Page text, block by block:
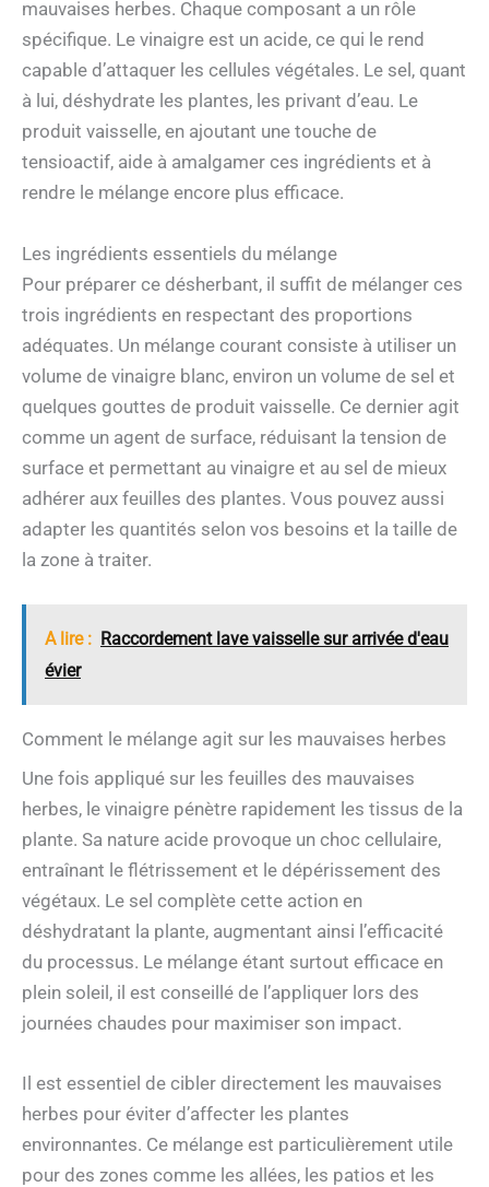
mauvaises herbes. Chaque composant a un rôle
spécifique. Le vinaigre est un acide, ce qui le rend
capable d’attaquer les cellules végétales. Le sel, quant
à lui, déshydrate les plantes, les privant d’eau. Le
produit vaisselle, en ajoutant une touche de
tensioactif, aide à amalgamer ces ingrédients et à
rendre le mélange encore plus efficace.
Les ingrédients essentiels du mélange
Pour préparer ce désherbant, il suffit de mélanger ces
trois ingrédients en respectant des proportions
adéquates. Un mélange courant consiste à utiliser un
volume de vinaigre blanc, environ un volume de sel et
quelques gouttes de produit vaisselle. Ce dernier agit
comme un agent de surface, réduisant la tension de
surface et permettant au vinaigre et au sel de mieux
adhérer aux feuilles des plantes. Vous pouvez aussi
adapter les quantités selon vos besoins et la taille de
la zone à traiter.
A lire : Raccordement lave vaisselle sur arrivée d'eau
évier
Comment le mélange agit sur les mauvaises herbes
Une fois appliqué sur les feuilles des mauvaises
herbes, le vinaigre pénètre rapidement les tissus de la
plante. Sa nature acide provoque un choc cellulaire,
entraînant le flétrissement et le dépérissement des
végétaux. Le sel complète cette action en
déshydratant la plante, augmentant ainsi l’efficacité
du processus. Le mélange étant surtout efficace en
plein soleil, il est conseillé de l’appliquer lors des
journées chaudes pour maximiser son impact.
Il est essentiel de cibler directement les mauvaises
herbes pour éviter d’affecter les plantes
environnantes. Ce mélange est particulièrement utile
pour des zones comme les allées, les patios et les